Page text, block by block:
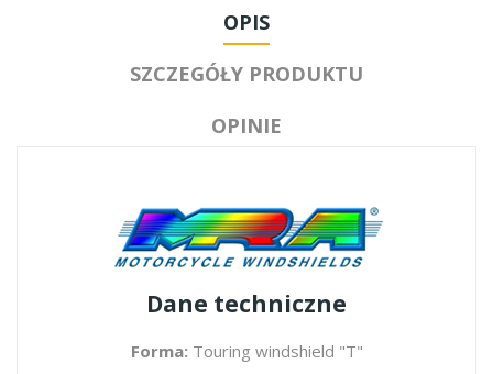
OPIS
SZCZEGÓŁY PRODUKTU
OPINIE
Dane techniczne
Forma: Touring windshield "T"